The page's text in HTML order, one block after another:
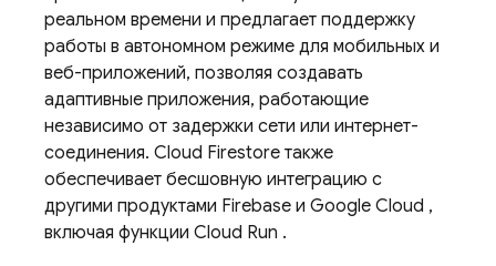
реальном времени и предлагает поддержку
работы в автономном режиме для мобильных и
веб-приложений, позволяя создавать
адаптивные приложения, работающие
независимо от задержки сети или интернет-
соединения. Cloud Firestore также
обеспечивает бесшовную интеграцию с
другими продуктами Firebase и Google Cloud ,
включая функции Cloud Run .